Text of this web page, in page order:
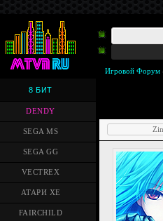
8 БИТ
DENDY
SEGA MS
SEGA GG
VECTREX
АТАРИ XE
FAIRCHILD
Игровой Форум